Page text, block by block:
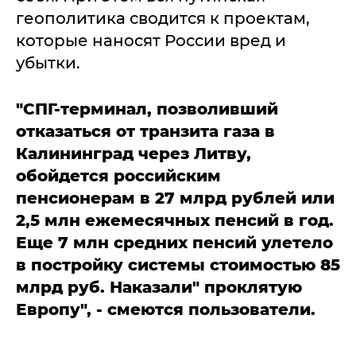
геополитика сводится к проектам,
которые наносят России вред и
убытки.
"СПГ-терминал, позволивший
отказаться от транзита газа в
Калининград через Литву,
обойдется российским
пенсионерам в 27 млрд рублей или
2,5 млн ежемесячных пенсий в год.
Еще 7 млн средних пенсий улетело
в постройку системы стоимостью 85
млрд руб. Наказали" проклятую
Европу", - смеются пользователи.